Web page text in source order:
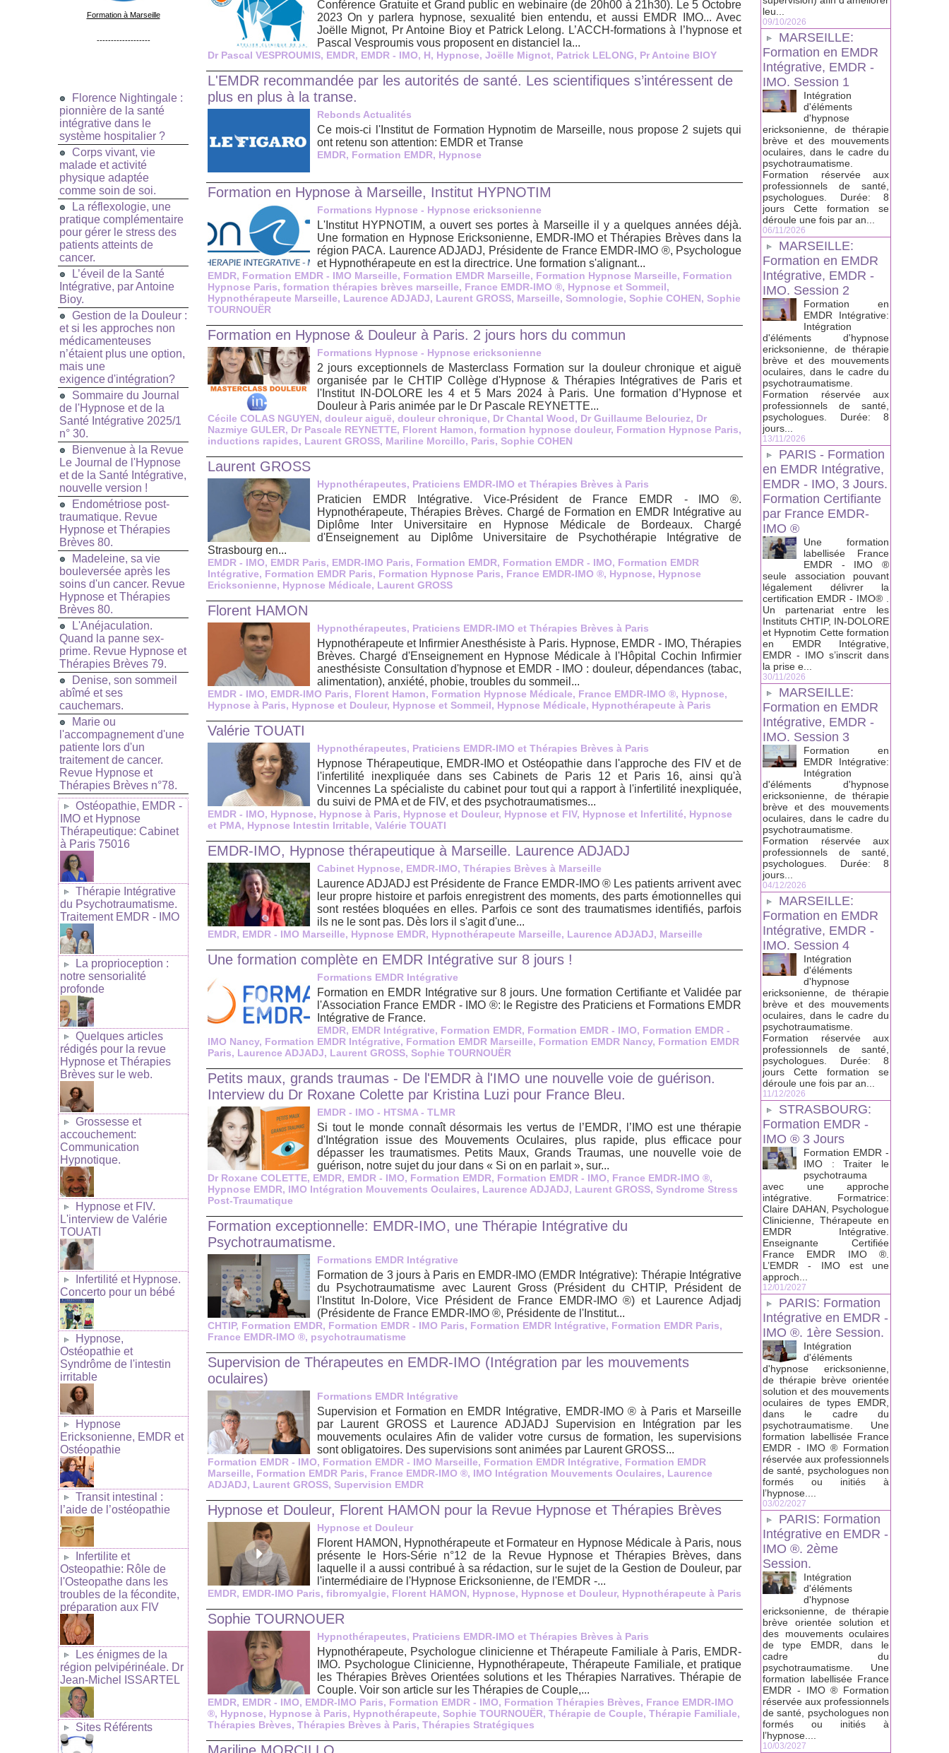
Formation à Marseille
-------------------
Florence Nightingale :
pionnière de la santé
intégrative dans le
système hospitalier ?
Corps vivant, vie
malade et activité
physique adaptée
comme soin de soi.
La réflexologie, une
pratique complémentaire
pour gérer le stress des
patients atteints de
cancer.
L’éveil de la Santé
Intégrative, par Antoine
Bioy.
Gestion de la Douleur :
et si les approches non
médicamenteuses
n’étaient plus une option,
mais une
exigence d'intégration?
Sommaire du Journal
de l'Hypnose et de la
Santé Intégrative 2025/1
n° 30.
Bienvenue à la Revue
Le Journal de l'Hypnose
et de la Santé Intégrative,
nouvelle version !
Endométriose post-
traumatique. Revue
Hypnose et Thérapies
Brèves 80.
Madeleine, sa vie
bouleversée après les
soins d'un cancer. Revue
Hypnose et Thérapies
Brèves 80.
L'Anéjaculation.
Quand la panne sex-
prime. Revue Hypnose et
Thérapies Brèves 79.
Denise, son sommeil
abîmé et ses
cauchemars.
Marie ou
l'accompagnement d'une
patiente lors d'un
traitement de cancer.
Revue Hypnose et
Thérapies Brèves n°78.
Ostéopathie, EMDR -
IMO et Hypnose
Thérapeutique: Cabinet
à Paris 75016
Thérapie Intégrative
du Psychotraumatisme.
Traitement EMDR - IMO
La proprioception :
notre sensorialité
profonde
Quelques articles
rédigés pour la revue
Hypnose et Thérapies
Brèves sur le web.
Grossesse et
accouchement:
Communication
Hypnotique.
Hypnose et FIV.
L'interview de Valérie
TOUATI
Infertilité et Hypnose.
Concerto pour un bébé
Hypnose,
Ostéopathie et
Syndrôme de l'intestin
irritable
Hypnose
Ericksonienne, EMDR et
Ostéopathie
Transit intestinal :
l’aide de l’ostéopathie
Infertilite et
Osteopathie: Rôle de
l'Osteopathe dans les
troubles de la fécondite,
préparation aux FIV
Les énigmes de la
région pelvipérinéale. Dr
Jean-Michel ISSARTEL
Sites Référents
Conférence Gratuite et Grand public en webinaire (de 20h00 à 21h30). Le 5 Octobre
2023 On y parlera hypnose, sexualité bien entendu, et aussi EMDR IMO... Avec
Joëlle Mignot, Pr Antoine Bioy et Patrick Lelong. L’ACCH-formations à l’hypnose et
Pascal Vesproumis vous proposent en distanciel la...
Dr Pascal VESPROUMIS, EMDR, EMDR - IMO, H, Hypnose, Joëlle Mignot, Patrick LELONG, Pr Antoine BIOY
L'EMDR recommandée par les autorités de santé. Les scientifiques s’intéressent de
plus en plus à la transe.
Rebonds Actualités
Ce mois-ci l'Institut de Formation Hypnotim de Marseille, nous propose 2 sujets qui
ont retenu son attention: EMDR et Transe
EMDR, Formation EMDR, Hypnose
Formation en Hypnose à Marseille, Institut HYPNOTIM
Formations Hypnose - Hypnose ericksonienne
L'Institut HYPNOTIM, a ouvert ses portes à Marseille il y a quelques années déjà.
Une formation en Hypnose Ericksonienne, EMDR-IMO et Thérapies Brèves dans la
région PACA. Laurence ADJADJ, Présidente de France EMDR-IMO ®, Psychologue
et Hypnothérapeute en est la directrice. Une formation s'alignant...
EMDR, Formation EMDR - IMO Marseille, Formation EMDR Marseille, Formation Hypnose Marseille, Formation
Hypnose Paris, formation thérapies brèves marseille, France EMDR-IMO ®, Hypnose et Sommeil,
Hypnothérapeute Marseille, Laurence ADJADJ, Laurent GROSS, Marseille, Somnologie, Sophie COHEN, Sophie
TOURNOUËR
Formation en Hypnose & Douleur à Paris. 2 jours hors du commun
Formations Hypnose - Hypnose ericksonienne
2 jours exceptionnels de Masterclass Formation sur la douleur chronique et aiguë
organisée par le CHTIP Collège d'Hypnose & Thérapies Intégratives de Paris et
l'Institut IN-DOLORE les 4 et 5 Mars 2024 à Paris. Une formation d’Hypnose et
Douleur à Paris animée par le Dr Pascale REYNETTE...
Cécile COLAS NGUYEN, douleur aiguë, douleur chronique, Dr Chantal Wood, Dr Guillaume Belouriez, Dr
Nazmiye GULER, Dr Pascale REYNETTE, Florent Hamon, formation hypnose douleur, Formation Hypnose Paris,
inductions rapides, Laurent GROSS, Mariline Morcillo, Paris, Sophie COHEN
Laurent GROSS
Hypnothérapeutes, Praticiens EMDR-IMO et Thérapies Brèves à Paris
Praticien EMDR Intégrative. Vice-Président de France EMDR - IMO ®.
Hypnothérapeute, Thérapies Brèves. Chargé de Formation en EMDR Intégrative au
Diplôme Inter Universitaire en Hypnose Médicale de Bordeaux. Chargé
d'Enseignement au Diplôme Universitaire de Psychothérapie Intégrative de
Strasbourg en...
EMDR - IMO, EMDR Paris, EMDR-IMO Paris, Formation EMDR, Formation EMDR - IMO, Formation EMDR
Intégrative, Formation EMDR Paris, Formation Hypnose Paris, France EMDR-IMO ®, Hypnose, Hypnose
Ericksonienne, Hypnose Médicale, Laurent GROSS
Florent HAMON
Hypnothérapeutes, Praticiens EMDR-IMO et Thérapies Brèves à Paris
Hypnothérapeute et Infirmier Anesthésiste à Paris. Hypnose, EMDR - IMO, Thérapies
Brèves. Chargé d'Enseignement en Hypnose Médicale à l'Hôpital Cochin Infirmier
anesthésiste Consultation d'hypnose et EMDR - IMO : douleur, dépendances (tabac,
alimentation), anxiété, phobie, troubles du sommeil...
EMDR - IMO, EMDR-IMO Paris, Florent Hamon, Formation Hypnose Médicale, France EMDR-IMO ®, Hypnose,
Hypnose à Paris, Hypnose et Douleur, Hypnose et Sommeil, Hypnose Médicale, Hypnothérapeute à Paris
Valérie TOUATI
Hypnothérapeutes, Praticiens EMDR-IMO et Thérapies Brèves à Paris
Hypnose Thérapeutique, EMDR-IMO et Ostéopathie dans l'approche des FIV et de
l'infertilité inexpliquée dans ses Cabinets de Paris 12 et Paris 16, ainsi qu'à
Vincennes La spécialiste du cabinet pour tout qui a rapport à l'infertilité inexpliquée,
du suivi de PMA et de FIV, et des psychotraumatismes...
EMDR - IMO, Hypnose, Hypnose à Paris, Hypnose et Douleur, Hypnose et FIV, Hypnose et Infertilité, Hypnose
et PMA, Hypnose Intestin Irritable, Valérie TOUATI
EMDR-IMO, Hypnose thérapeutique à Marseille. Laurence ADJADJ
Cabinet Hypnose, EMDR-IMO, Thérapies Brèves à Marseille
Laurence ADJADJ est Présidente de France EMDR-IMO ® Les patients arrivent avec
leur propre histoire et parfois enregistrent des moments, des parts émotionnelles qui
sont restées bloquées en elles. Parfois ce sont des traumatismes identifiés, parfois
ils ne le sont pas. Dès lors il s'agit d'une...
EMDR, EMDR - IMO Marseille, Hypnose EMDR, Hypnothérapeute Marseille, Laurence ADJADJ, Marseille
Une formation complète en EMDR Intégrative sur 8 jours !
Formations EMDR Intégrative
Formation en EMDR Intégrative sur 8 jours. Une formation Certifiante et Validée par
l'Association France EMDR - IMO ®: le Registre des Praticiens et Formations EMDR
Intégrative de France.
EMDR, EMDR Intégrative, Formation EMDR, Formation EMDR - IMO, Formation EMDR -
IMO Nancy, Formation EMDR Intégrative, Formation EMDR Marseille, Formation EMDR Nancy, Formation EMDR
Paris, Laurence ADJADJ, Laurent GROSS, Sophie TOURNOUËR
Petits maux, grands traumas - De l'EMDR à l'IMO une nouvelle voie de guérison.
Interview du Dr Roxane Colette par Kristina Luzi pour France Bleu.
EMDR - IMO - HTSMA - TLMR
Si tout le monde connaît désormais les vertus de l’EMDR, l’IMO est une thérapie
d'Intégration issue des Mouvements Oculaires, plus rapide, plus efficace pour
dépasser les traumatismes. Petits Maux, Grands Traumas, une nouvelle voie de
guérison, notre sujet du jour dans « Si on en parlait », sur...
Dr Roxane COLETTE, EMDR, EMDR - IMO, Formation EMDR, Formation EMDR - IMO, France EMDR-IMO ®,
Hypnose EMDR, IMO Intégration Mouvements Oculaires, Laurence ADJADJ, Laurent GROSS, Syndrome Stress
Post-Traumatique
Formation exceptionnelle: EMDR-IMO, une Thérapie Intégrative du
Psychotraumatisme.
Formations EMDR Intégrative
Formation de 3 jours à Paris en EMDR-IMO (EMDR Intégrative): Thérapie Intégrative
du Psychotraumatisme avec Laurent Gross (Président du CHTIP, Président de
l'Institut In-Dolore, Vice Président de France EMDR-IMO ®) et Laurence Adjadj
(Présidente de France EMDR-IMO ®, Présidente de l'Institut...
CHTIP, Formation EMDR, Formation EMDR - IMO Paris, Formation EMDR Intégrative, Formation EMDR Paris,
France EMDR-IMO ®, psychotraumatisme
Supervision de Thérapeutes en EMDR-IMO (Intégration par les mouvements
oculaires)
Formations EMDR Intégrative
Supervision et Formation en EMDR Intégrative, EMDR-IMO ® à Paris et Marseille
par Laurent GROSS et Laurence ADJADJ Supervision en Intégration par les
mouvements oculaires Afin de valider votre cursus de formation, les supervisions
sont obligatoires. Des supervisions sont animées par Laurent GROSS...
Formation EMDR - IMO, Formation EMDR - IMO Marseille, Formation EMDR Intégrative, Formation EMDR
Marseille, Formation EMDR Paris, France EMDR-IMO ®, IMO Intégration Mouvements Oculaires, Laurence
ADJADJ, Laurent GROSS, Supervision EMDR
Hypnose et Douleur, Florent HAMON pour la Revue Hypnose et Thérapies Brèves
Hypnose et Douleur
Florent HAMON, Hypnothérapeute et Formateur en Hypnose Médicale à Paris, nous
présente le Hors-Série n°12 de la Revue Hypnose et Thérapies Brèves, dans
laquelle il a aussi contribué à sa rédaction, sur le sujet de la Gestion de Douleur, par
l'intermédiaire de l'Hypnose Ericksonienne, de l'EMDR -...
EMDR, EMDR-IMO Paris, fibromyalgie, Florent HAMON, Hypnose, Hypnose et Douleur, Hypnothérapeute à Paris
Sophie TOURNOUER
Hypnothérapeutes, Praticiens EMDR-IMO et Thérapies Brèves à Paris
Hypnothérapeute, Psychologue clinicienne et Thérapeute Familiale à Paris, EMDR-
IMO. Psychologue Clinicienne, Hypnothérapeute, Thérapeute Familiale, et pratique
les Thérapies Brèves Orientées solutions et les Thérapies Narratives. Thérapie de
Couple. Voir son article sur les Thérapies de Couple,...
EMDR, EMDR - IMO, EMDR-IMO Paris, Formation EMDR - IMO, Formation Thérapies Brèves, France EMDR-IMO
®, Hypnose, Hypnose à Paris, Hypnothérapeute, Sophie TOURNOUËR, Thérapie de Couple, Thérapie Familiale,
Thérapies Brèves, Thérapies Brèves à Paris, Thérapies Stratégiques
leu...
09/10/2026
MARSEILLE:
Formation en EMDR
Intégrative, EMDR -
IMO. Session 1
Intégration
d'éléments
d'hypnose
ericksonienne, de thérapie
brève et des mouvements
oculaires, dans le cadre du
psychotraumatisme.
Formation réservée aux
professionnels de santé,
psychologues. Durée: 8
jours Cette formation se
déroule une fois par an...
06/11/2026
MARSEILLE:
Formation en EMDR
Intégrative, EMDR -
IMO. Session 2
Formation en
EMDR Intégrative:
Intégration
d'éléments d'hypnose
ericksonienne, de thérapie
brève et des mouvements
oculaires, dans le cadre du
psychotraumatisme.
Formation réservée aux
professionnels de santé,
psychologues. Durée: 8
jours...
13/11/2026
PARIS - Formation
en EMDR Intégrative,
EMDR - IMO, 3 Jours.
Formation Certifiante
par France EMDR-
IMO ®
Une formation
labellisée France
EMDR - IMO ®
seule association pouvant
légalement délivrer la
certification EMDR - IMO® .
Un partenariat entre les
Instituts CHTIP, IN-DOLORE
et Hypnotim Cette formation
en EMDR Intégrative,
EMDR - IMO s’inscrit dans
la prise e...
30/11/2026
MARSEILLE:
Formation en EMDR
Intégrative, EMDR -
IMO. Session 3
Formation en
EMDR Intégrative:
Intégration
d'éléments d'hypnose
ericksonienne, de thérapie
brève et des mouvements
oculaires, dans le cadre du
psychotraumatisme.
Formation réservée aux
professionnels de santé,
psychologues. Durée: 8
jours...
04/12/2026
MARSEILLE:
Formation en EMDR
Intégrative, EMDR -
IMO. Session 4
Intégration
d'éléments
d'hypnose
ericksonienne, de thérapie
brève et des mouvements
oculaires, dans le cadre du
psychotraumatisme.
Formation réservée aux
professionnels de santé,
psychologues. Durée: 8
jours Cette formation se
déroule une fois par an...
11/12/2026
STRASBOURG:
Formation EMDR -
IMO ® 3 Jours
Formation EMDR -
IMO : Traiter le
psychotrauma
avec une approche
intégrative. Formatrice:
Claire DAHAN, Psychologue
Clinicienne, Thérapeute en
EMDR Intégrative.
Enseignante Certifiée
France EMDR IMO ®.
L’EMDR - IMO est une
approch...
12/01/2027
PARIS: Formation
Intégrative en EMDR -
IMO ®. 1ère Session.
Intégration
d'éléments
d'hypnose ericksonienne,
de thérapie brève orientée
solution et des mouvements
oculaires de types EMDR,
dans le cadre du
psychotraumatisme. Une
formation labellisée France
EMDR - IMO ® Formation
réservée aux professionnels
de santé, psychologues non
formés ou initiés à
l’hypnose....
03/02/2027
PARIS: Formation
Intégrative en EMDR -
IMO ®. 2ème
Session.
Intégration
d'éléments
d'hypnose
ericksonienne, de thérapie
brève orientée solution et
des mouvements oculaires
de type EMDR, dans le
cadre du
psychotraumatisme. Une
formation labellisée France
EMDR - IMO ® Formation
réservée aux professionnels
de santé, psychologues non
formés ou initiés à
l’hypnose....
10/03/2027